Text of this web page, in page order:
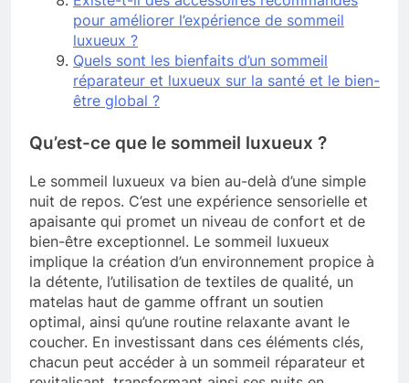
pour améliorer l’expérience de sommeil
luxueux ?
Quels sont les bienfaits d’un sommeil
réparateur et luxueux sur la santé et le bien-
être global ?
Qu’est-ce que le sommeil luxueux ?
Le sommeil luxueux va bien au-delà d’une simple
nuit de repos. C’est une expérience sensorielle et
apaisante qui promet un niveau de confort et de
bien-être exceptionnel. Le sommeil luxueux
implique la création d’un environnement propice à
la détente, l’utilisation de textiles de qualité, un
matelas haut de gamme offrant un soutien
optimal, ainsi qu’une routine relaxante avant le
coucher. En investissant dans ces éléments clés,
chacun peut accéder à un sommeil réparateur et